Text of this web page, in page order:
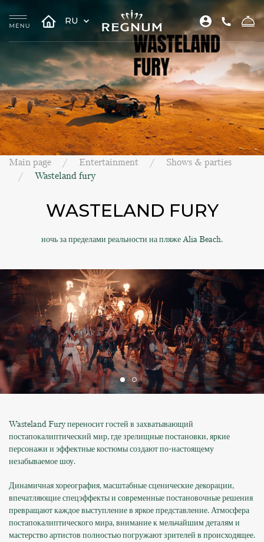
RU
Main page Entertainment
Shows & parties
Wasteland fury
WASTELAND FURY
ночь за пределами реальности на пляже Alia Beach.
Wasteland Fury переносит гостей в захватывающий
постапокалиптический мир, где зрелищные постановки, яркие
персонажи и эффектные костюмы создают по-настоящему
незабываемое шоу.
Динамичная хореография, масштабные сценические декорации,
впечатляющие спецэффекты и современные постановочные решения
превращают каждое выступление в яркое представление. Атмосфера
постапокалиптического мира, внимание к мельчайшим деталям и
мастерство артистов полностью погружают зрителей в происходящее.